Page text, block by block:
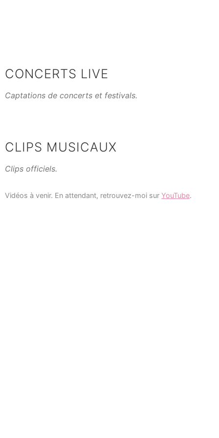
CONCERTS LIVE
Captations de concerts et festivals.
CLIPS MUSICAUX
Clips officiels.
Vidéos à venir. En attendant, retrouvez-moi sur YouTube.